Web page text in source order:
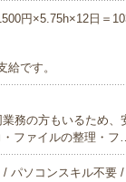
円×5.75h×12日＝
です。
務の方もいるため
ファイルの整理・フ
パソコンスキル不要